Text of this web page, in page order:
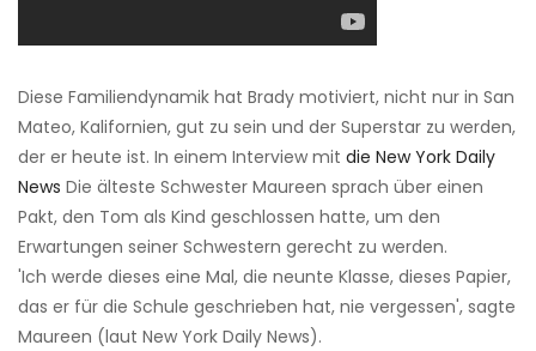
Diese Familiendynamik hat Brady motiviert, nicht nur in San
Mateo, Kalifornien, gut zu sein und der Superstar zu werden,
der er heute ist. In einem Interview mit die New York Daily
News Die älteste Schwester Maureen sprach über einen
Pakt, den Tom als Kind geschlossen hatte, um den
Erwartungen seiner Schwestern gerecht zu werden.
'Ich werde dieses eine Mal, die neunte Klasse, dieses Papier,
das er für die Schule geschrieben hat, nie vergessen', sagte
Maureen (laut New York Daily News).